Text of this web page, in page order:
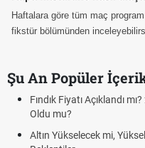
Haftalara göre tüm maç
fikstür bölümünden
Şu An Popüler
Fındık Fiyatı Açıklandı
Oldu mu?
Altın Yükselecek mi,